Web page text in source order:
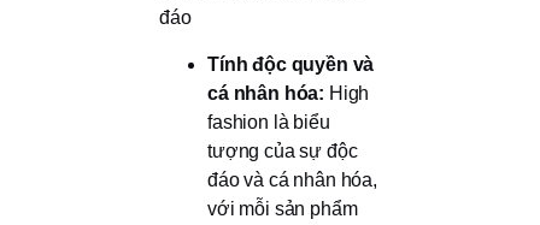
đáo
Tính độc quyền và
cá nhân hóa: High
fashion là biểu
tượng của sự độc
đáo và cá nhân hóa,
với mỗi sản phẩm